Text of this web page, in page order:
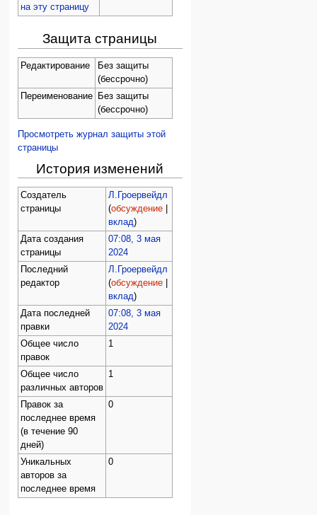
на эту страницу
Защита страницы
Редактирование
Без защиты
(бессрочно)
Переименование
Без защиты
(бессрочно)
Просмотреть журнал защиты этой
страницы
История изменений
Создатель
страницы
Л.Гроервейдл
(обсуждение|
вклад)
Дата создания
страницы
07:08, 3 мая
2024
Последний
редактор
Л.Гроервейдл
(обсуждение|
вклад)
Дата последней
правки
07:08, 3 мая
2024
Общее число
правок
1
Общее число
различных авторов
1
Правок за
последнее время
(в течение 90
дней)
0
Уникальных
авторов за
последнее время
0